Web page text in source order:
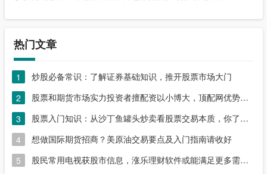
热门文章
1
炒股必备常识：了解证券基础知识，推开股票市场大门
2
股票和期货市场实力投资者擅配资以小博大，顶配网优势尽显
3
股票入门知识：从沙丁鱼罐头炒卖看股票交易本质，你了解吗？
4
想做国际期货招商？美原油交易要点及入门指南请收好
5
股民常用电视获股市信息，涨乐理财软件或能满足更多需求？